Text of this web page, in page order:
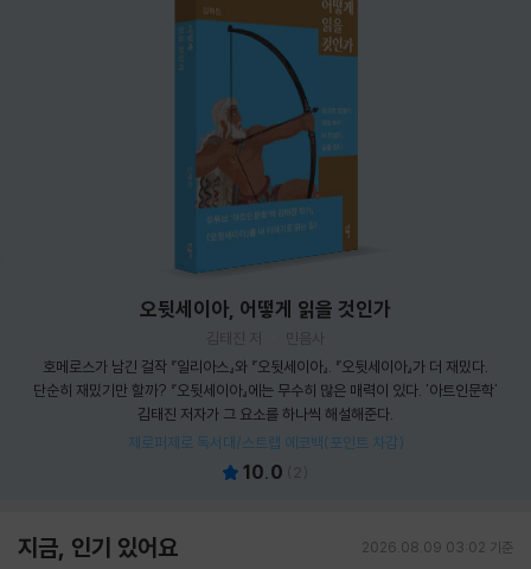
오뒷세이아, 어떻게 읽을 것인가
김태진 저
민음사
호메로스가 남긴 걸작 『일리아스』와 『오뒷세이아』. 『오뒷세이아』가 더 재밌다.
단순히 재밌기만 할까? 『오뒷세이아』에는 무수히 많은 매력이 있다. '아트인문학'
김태진 저자가 그 요소를 하나씩 해설해준다.
제로퍼제로 독서대/스트랩 에코백(포인트 차감)
10.0 ( 2)
지금, 인기 있어요 2026.08.09 03:02 기준